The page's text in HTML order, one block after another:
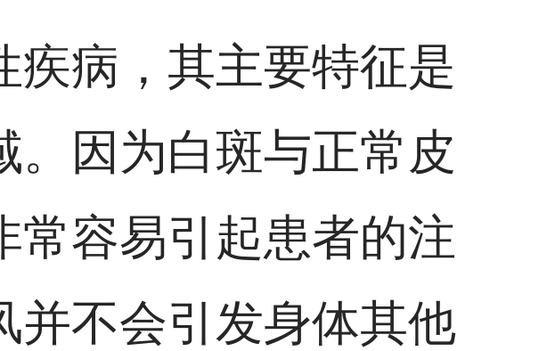
疾病，其主要特征是
。因为白斑与正常皮
常容易引起患者的注
并不会引发身体其他